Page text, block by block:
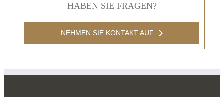
HABEN SIE FRAGEN?
NEHMEN SIE KONTAKT AUF